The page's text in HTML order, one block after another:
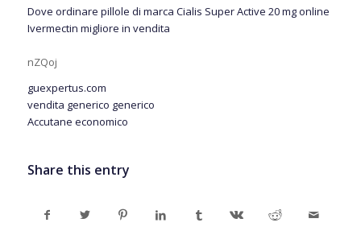
Dove ordinare pillole di marca Cialis Super Active 20 mg online
Ivermectin migliore in vendita
nZQoj
guexpertus.com
vendita generico generico
Accutane economico
Share this entry